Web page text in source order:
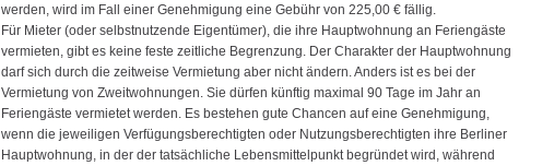
werden, wird im Fall einer Genehmigung eine Gebühr von 225,00 € fällig.
Für Mieter (oder selbstnutzende Eigentümer), die ihre Hauptwohnung an Feriengäste
vermieten, gibt es keine feste zeitliche Begrenzung. Der Charakter der Hauptwohnung
darf sich durch die zeitweise Vermietung aber nicht ändern. Anders ist es bei der
Vermietung von Zweitwohnungen. Sie dürfen künftig maximal 90 Tage im Jahr an
Feriengäste vermietet werden. Es bestehen gute Chancen auf eine Genehmigung,
wenn die jeweiligen Verfügungsberechtigten oder Nutzungsberechtigten ihre Berliner
Hauptwohnung, in der der tatsächliche Lebensmittelpunkt begründet wird, während